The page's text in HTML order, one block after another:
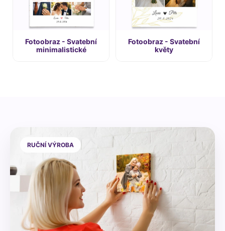
Fotoobraz - Svatební
minimalistické
Fotoobraz - Svatební
květy
RUČNÍ VÝROBA